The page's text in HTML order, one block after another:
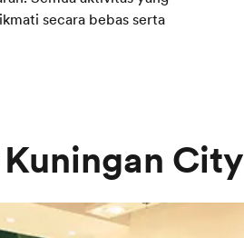
secara bebas serta
City